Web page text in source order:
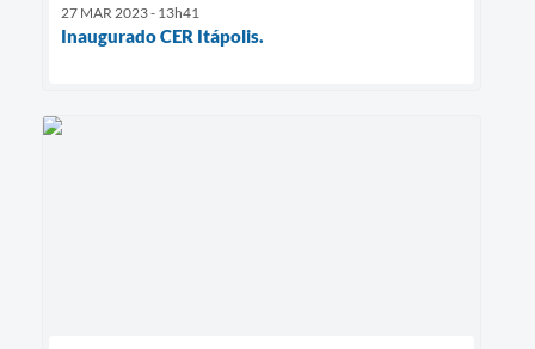
27 MAR 2023 - 13h41
Inaugurado CER Itápolis.